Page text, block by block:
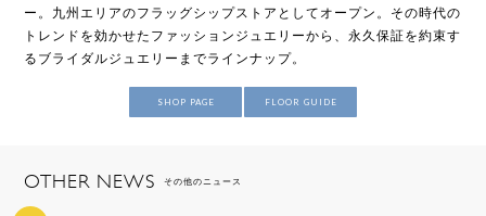
ー。九州エリアのフラッグシップストアとしてオープン。その時代の
トレンドを効かせたファッションジュエリーから、永久保証を約束す
るブライダルジュエリーまでラインナップ。
SHOP PAGE FLOOR GUIDE
OTHER NEWS その他のニュース